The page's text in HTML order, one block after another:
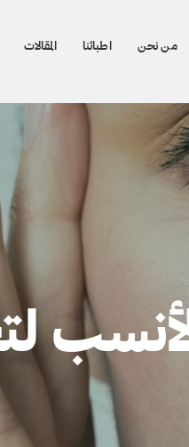
من نحن اطبائنا المقالات